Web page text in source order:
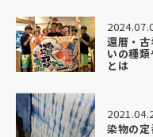
心より感謝申し上げます
★★★★★
2026.04.20
漁師さんに大漁旗をプレ
した。
還暦・
いの種
とは
染物の